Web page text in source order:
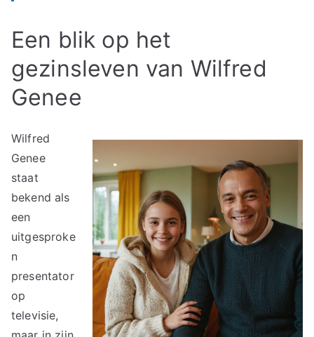
Een blik op het
gezinsleven van Wilfred
Genee
Wilfred
Genee
staat
bekend als
een
uitgesproke
n
presentator
op
televisie,